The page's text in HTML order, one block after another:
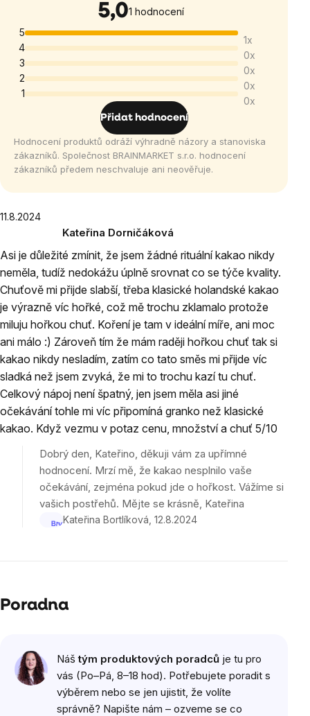
5,0Průměrné
hodnocení
produktu
je
5,0
z
5
1 hodnocení
5
1x
4
0x
3
0x
2
0x
1
0x
Přidat hodnocení
Hodnocení produktů odráží výhradně názory a stanoviska
zákazníků. Společnost BRAINMARKET s.r.o. hodnocení
zákazníků předem neschvaluje ani neověřuje.
Výpis
hodnoceníKateřina Dorničáková
produktu
je
5
z
5
hvězdiček.
11.8.2024
Asi je důležité zmínit, že jsem žádné rituální kakao nikdy
neměla, tudíž nedokážu úplně srovnat co se týče kvality.
Chuťově mi přijde slabší, třeba klasické holandské kakao
je výrazně víc hořké, což mě trochu zklamalo protože
miluju hořkou chuť. Koření je tam v ideální míře, ani moc
ani málo :) Zároveň tím že mám raději hořkou chuť tak si
kakao nikdy nesladím, zatím co tato směs mi přijde víc
sladká než jsem zvyká, že mi to trochu kazí tu chuť.
Celkový nápoj není špatný, jen jsem měla asi jiné
očekávání tohle mi víc připomíná granko než klasické
kakao. Když vezmu v potaz cenu, množství a chuť 5/10
Kateřina Bortlíková 12.8.2024
Dobrý den, Kateřino, děkuji vám za upřímné
hodnocení. Mrzí mě, že kakao nesplnilo vaše
očekávání, zejména pokud jde o hořkost. Vážíme si
vašich postřehů. Mějte se krásně, Kateřina
Poradna
Náštým produktových poradců je tu pro
vás (Po–Pá, 8–18 hod). Potřebujete poradit s
výběrem nebo se jen ujistit, že volíte
správně? Napište nám – ozveme se co